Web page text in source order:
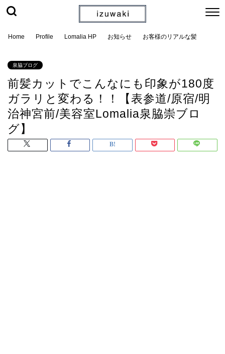
Home Profile Lomalia HP お知らせ お客様のリアルな髪
泉脇ブログ
前髪カットでこんなにも印象が180度
ガラリと変わる！！【表参道/原宿/明
治神宮前/美容室Lomalia泉脇崇ブロ
グ】